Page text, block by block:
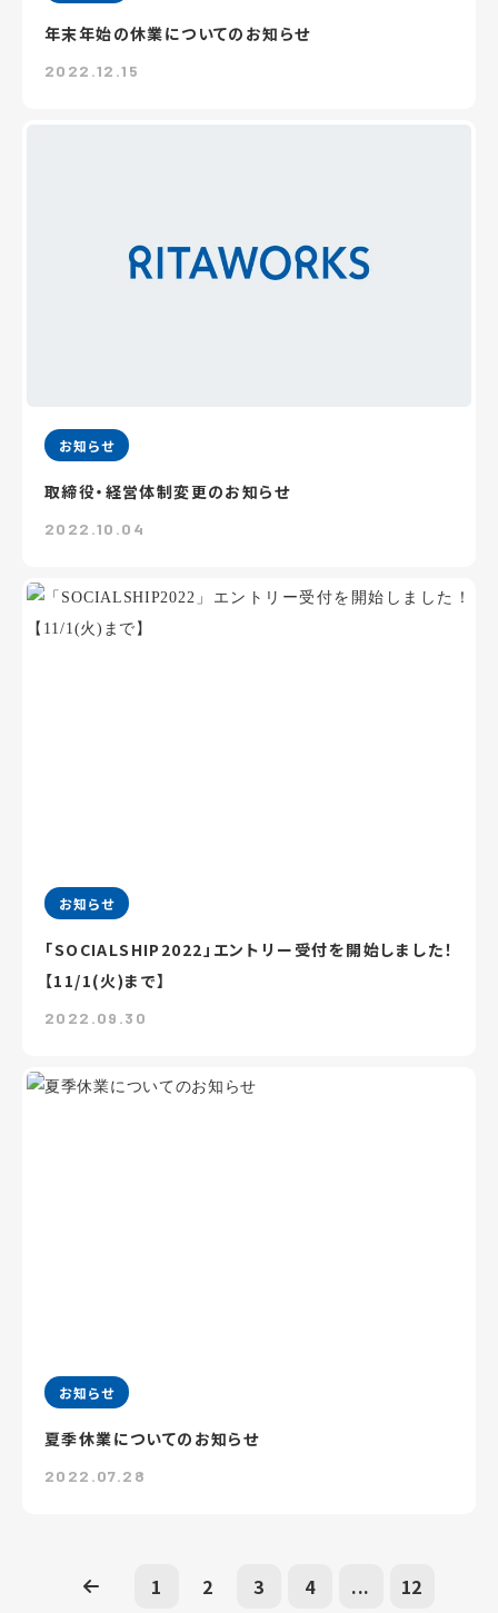
年末年始の休業についてのお知らせ
2022.12.15
お知らせ
取締役・経営体制変更のお知らせ
2022.10.04
お知らせ
「SOCIALSHIP2022」エントリー受付を開始しました！
【11/1(火)まで】
2022.09.30
お知らせ
夏季休業についてのお知らせ
2022.07.28
1 2 3 4 ... 12